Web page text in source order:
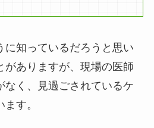
に知っているだろうと思い
がありますが、現場の医師
なく、見過ごされているケ
す。